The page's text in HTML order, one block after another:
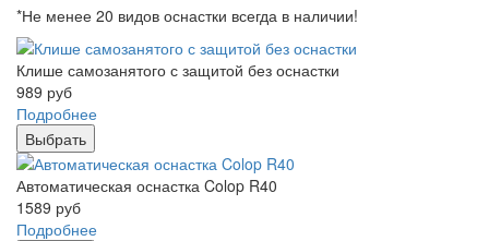
*Не менее 20 видов оснастки всегда в наличии!
Клише самозанятого с защитой без оснастки
989 руб
Подробнее
Выбрать
Автоматическая оснастка Colop R40
1589 руб
Подробнее